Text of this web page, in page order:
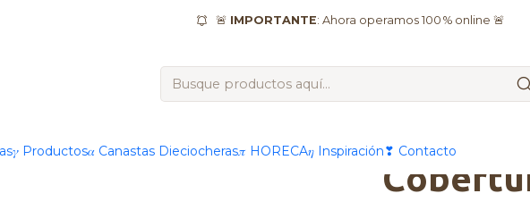
𝛾 Productos𝛼 Canastas Dieciocheras𝜋 HORECA𝜂 Inspiración❣ Contacto
🚨 IMPORTANTE: Ahora operamos 100 % online 🚨
Kit para 50 Alfajores Económico (Galleta + Manjar +
Kit para